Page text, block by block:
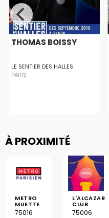
THOMAS BOISSY
LE SENTIER DES HALLES
PARIS
À PROXIMITÉ
METRO
MUETTE
75016
L'ALCAZAR
CLUB
75006